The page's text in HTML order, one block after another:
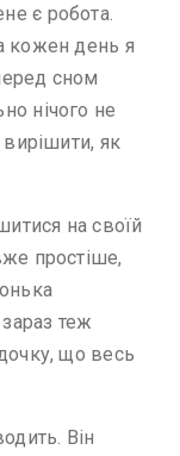
є робота.
кожен день я
сном
нічого не
вирішити, як
на своїй
простіше,
теж
що весь
Він